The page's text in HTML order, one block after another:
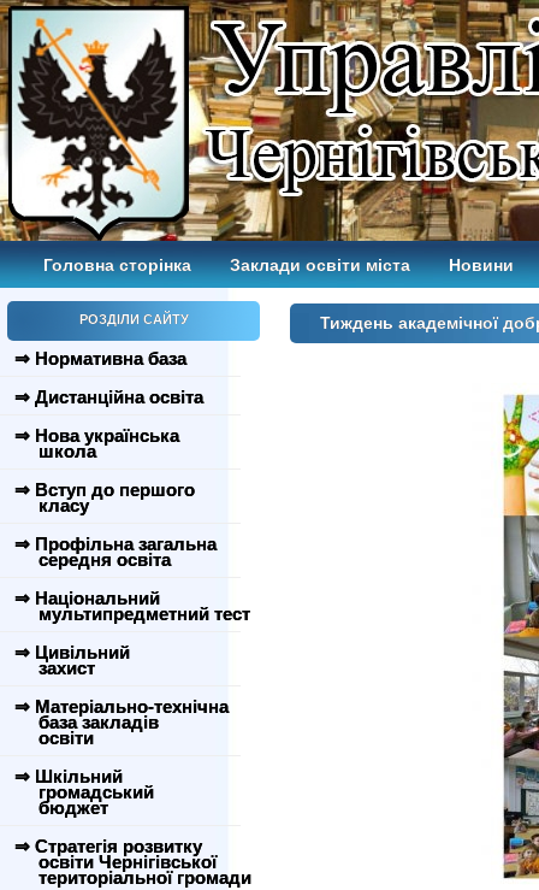
Головна сторінка Заклади освіти міста Новини
РОЗДІЛИ САЙТУ
⇒ Нормативна база
⇒ Дистанційна освіта
⇒ Нова українська
школа
⇒ Вступ до першого
класу
⇒ Профільна загальна
середня освіта
⇒ Національний
мультипредметний тест
⇒ Цивільний
захист
⇒ Матеріально-технічна
база закладів
освіти
⇒ Шкільний
громадський
бюджет
⇒ Стратегія розвитку
освіти Чернігівської
територіальної громади
Тиждень академічної